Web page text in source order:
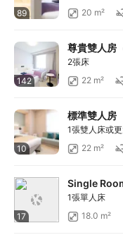
89
20 m²
142
尊貴雙人房
2張床
22 m²
10
標準雙人房
1張雙人床或
22 m²
17
Single
1張單人床
18.0 m²